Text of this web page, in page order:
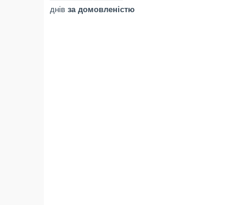
днів за домовленістю